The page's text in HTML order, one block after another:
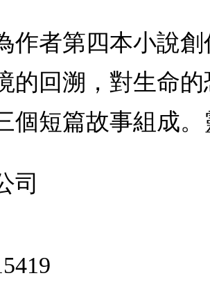
作者第四本小說
的回溯，對生命
個短篇故事組成。
司